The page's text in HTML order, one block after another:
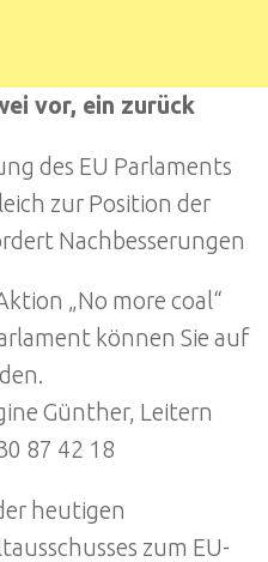
vor, ein zurück
des EU Parlaments
zur Position der
Nachbesserungen
„No more coal“
können Sie auf
Günther, Leitern
87 42 18
heutigen
zum EU-